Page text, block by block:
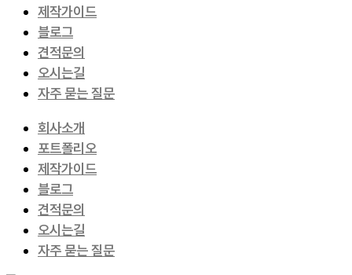
제작가이드
블로그
견적문의
오시는길
자주 묻는 질문
회사소개
포트폴리오
제작가이드
블로그
견적문의
오시는길
자주 묻는 질문